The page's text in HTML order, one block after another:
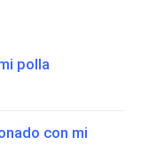
polla
con mi